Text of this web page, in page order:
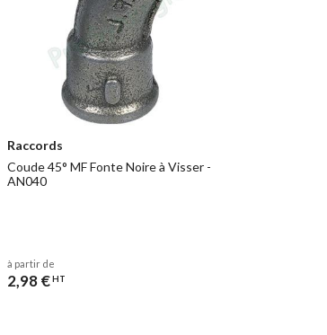
Raccords
Coude 45° MF Fonte Noire à Visser -
AN040
à partir de
2,98 €HT